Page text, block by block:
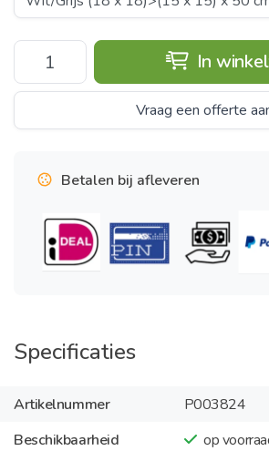
In
Vraag een offerte
Betalen bij afleveren
Specificaties
Artikelnummer
P003824
Beschikbaarheid
op